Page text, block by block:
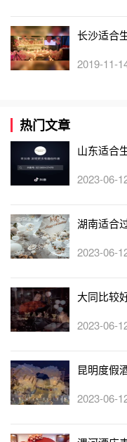
长沙适合
2019-11-
热门文章
山东适合
2023-06-
湖南适合
2023-06-
大同比较
2023-06-
昆明度假
2023-06-